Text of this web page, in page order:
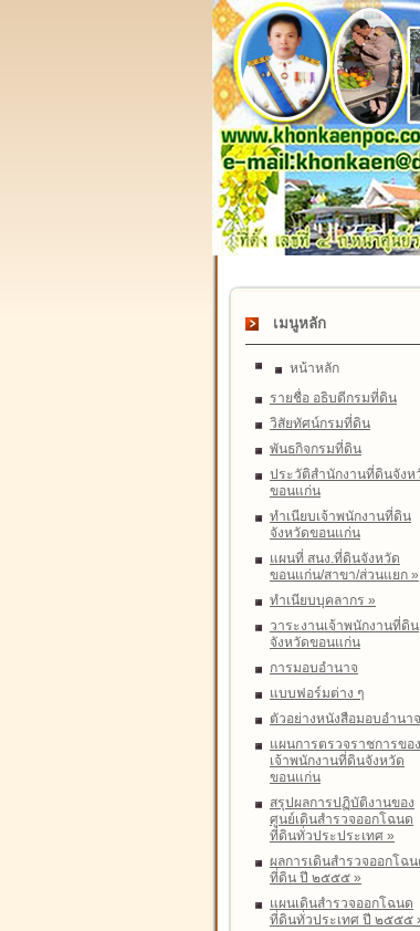
เมนูหลัก
หน้าหลัก
รายชื่อ อธิบดีกรมที่ดิน
วิสัยทัศน์กรมที่ดิน
พันธกิจกรมที่ดิน
ประวัติสำนักงานที่ดินจังห
ขอนแก่น
ทำเนียบเจ้าพนักงานที่ดิน
จังหวัดขอนแก่น
แผนที่ สนง.ที่ดินจังหวัด
ขอนแก่น/สาขา/ส่วนแยก »
ทำเนียบบุคลากร »
วาระงานเจ้าพนักงานที่ดิน
จังหวัดขอนแก่น
การมอบอำนาจ
แบบฟอร์มต่าง ๆ
ตัวอย่างหนังสือมอบอำนาจ
แผนการตรวจราชการของ
เจ้าพนักงานที่ดินจังหวัด
ขอนแก่น
สรุปผลการปฏิบัติงานของ
ศูนย์เดินสำรวจออกโฉนด
ที่ดินทั่วประประเทศ »
ผลการเดินสำรวจออกโฉน
ที่ดิน ปี ๒๕๕๕ »
แผนเดินสำรวจออกโฉนด
ที่ดินทั่วประเทศ ปี ๒๕๕๕